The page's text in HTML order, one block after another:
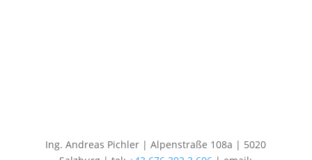
Ing. Andreas Pichler | Alpenstraße 108a | 5020